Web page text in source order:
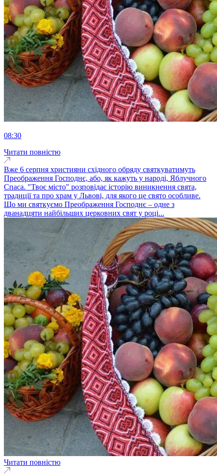
08:30
Читати повністю
Вже 6 серпня християни східного обряду святкуватимуть
Преображення Господнє, або, як кажуть у народі, Яблучного
Спаса. "Твоє місто" розповідає історію виникнення свята,
традиції та про храм у Львові, для якого це свято особливе.
Що ми святкуємо Преображення Господнє – одне з
дванадцяти найбільших церковних свят у році...
Читати повністю